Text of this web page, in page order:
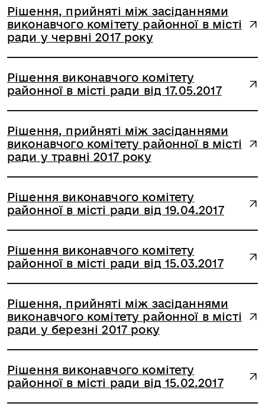
Рішення, прийняті між засіданнями
виконавчого комітету районної в місті
ради у червні 2017 року
Рішення виконавчого комітету
районної в місті ради від 17.05.2017
Рішення, прийняті між засіданнями
виконавчого комітету районної в місті
ради у травні 2017 року
Рішення виконавчого комітету
районної в місті ради від 19.04.2017
Рішення виконавчого комітету
районної в місті ради від 15.03.2017
Рішення, прийняті між засіданнями
виконавчого комітету районної в місті
ради у березні 2017 року
Рішення виконавчого комітету
районної в місті ради від 15.02.2017